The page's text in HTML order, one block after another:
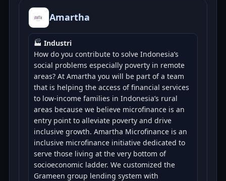
Amartha
🏭 Industri
How do you contribute to solve Indonesia’s
social problems especially poverty in remote
areas? At Amartha you will be part of a team
that is helping the access of financial services
to low-income families in Indonesia’s rural
areas because we believe microfinance is an
entry point to alleviate poverty and drive
inclusive growth. Amartha Microfinance is an
inclusive microfinance initiative dedicated to
serve those living at the very bottom of
socioeconomic ladder. We customized the
Grameen group lending system with